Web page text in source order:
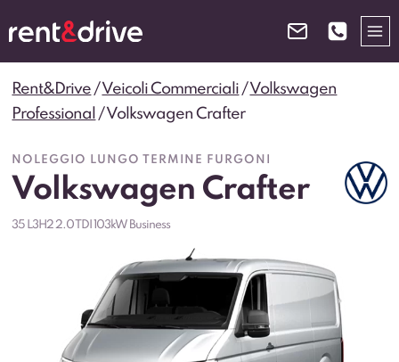
al
contenuto
Rent&Drive /Veicoli Commerciali /Volkswagen
Professional /Volkswagen Crafter
NOLEGGIO LUNGO TERMINE FURGONI
Volkswagen Crafter
35 L3H2 2.0 TDI 103kW Business